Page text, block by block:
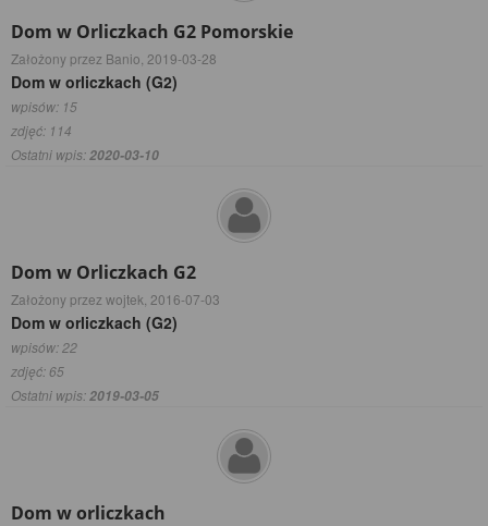
Dom w Orliczkach G2 Pomorskie
Założony przez Banio, 2019-03-28
Dom w orliczkach (G2)
wpisów: 15
zdjęć: 114
Ostatni wpis:2020-03-10
Dom w Orliczkach G2
Założony przez wojtek, 2016-07-03
Dom w orliczkach (G2)
wpisów: 22
zdjęć: 65
Ostatni wpis:2019-03-05
Dom w orliczkach